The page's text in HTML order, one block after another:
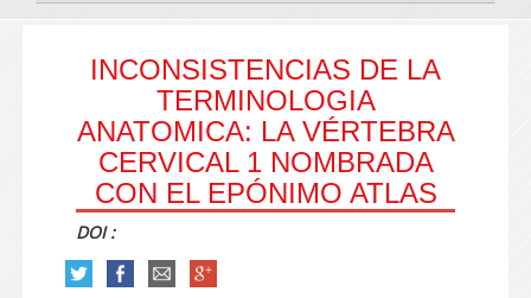
INCONSISTENCIAS DE LA
TERMINOLOGIA
ANATOMICA: LA VÉRTEBRA
CERVICAL 1 NOMBRADA
CON EL EPÓNIMO ATLAS
DOI :